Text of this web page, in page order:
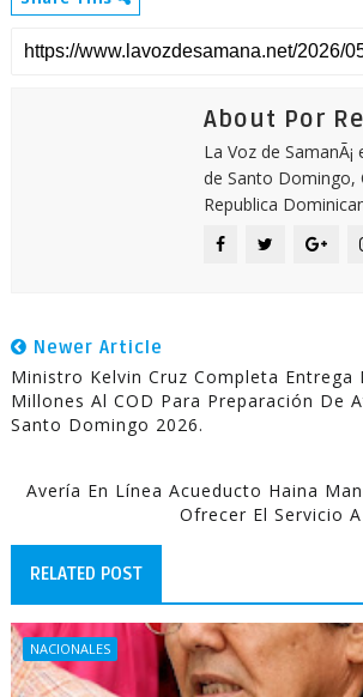
About Por
La Voz de
de Santo Domingo,
Republica
Newer Article
Ministro Kelvin Cruz Completa Entrega
Millones Al COD Para Preparación De
Santo Domingo 2026.
Avería En Línea Acueducto Haina
Ofrecer El Servicio
RELATED POST
NACIONALES